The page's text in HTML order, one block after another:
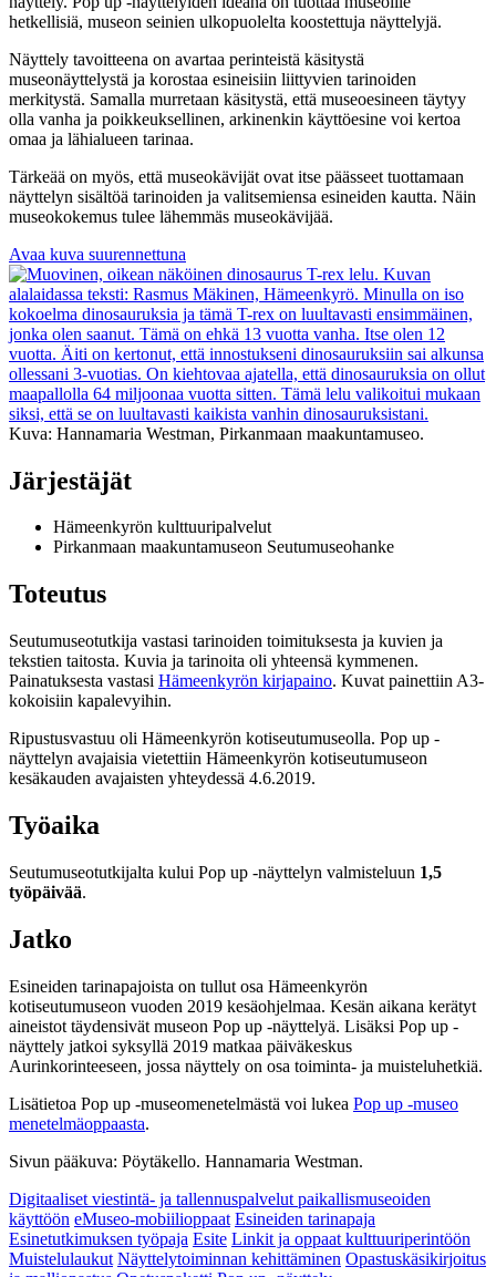
hetkellisiä, museon seinien ulkopuolelta koostettuja näyttelyjä.
Näyttely tavoitteena on avartaa perinteistä käsitystä
museonäyttelystä ja korostaa esineisiin liittyvien tarinoiden
merkitystä. Samalla murretaan käsitystä, että museoesineen täytyy
olla vanha ja poikkeuksellinen, arkinenkin käyttöesine voi kertoa
omaa ja lähialueen tarinaa.
Tärkeää on myös, että museokävijät ovat itse päässeet tuottamaan
näyttelyn sisältöä tarinoiden ja valitsemiensa esineiden kautta. Näin
museokokemus tulee lähemmäs museokävijää.
Avaa kuva suurennettuna
Kuva: Hannamaria Westman, Pirkanmaan maakuntamuseo.
Järjestäjät
Hämeenkyrön kulttuuripalvelut
Pirkanmaan maakuntamuseon Seutumuseohanke
Toteutus
Seutumuseotutkija vastasi tarinoiden toimituksesta ja kuvien ja
tekstien taitosta. Kuvia ja tarinoita oli yhteensä kymmenen.
Painatuksesta vastasi Hämeenkyrön kirjapaino. Kuvat painettiin A3-
kokoisiin kapalevyihin.
Ripustusvastuu oli Hämeenkyrön kotiseutumuseolla. Pop up -
näyttelyn avajaisia vietettiin Hämeenkyrön kotiseutumuseon
kesäkauden avajaisten yhteydessä 4.6.2019.
Työaika
Seutumuseotutkijalta kului Pop up -näyttelyn valmisteluun 1,5
työpäivää.
Jatko
Esineiden tarinapajoista on tullut osa Hämeenkyrön
kotiseutumuseon vuoden 2019 kesäohjelmaa. Kesän aikana kerätyt
aineistot täydensivät museon Pop up -näyttelyä. Lisäksi Pop up -
näyttely jatkoi syksyllä 2019 matkaa päiväkeskus
Aurinkorinteeseen, jossa näyttely on osa toiminta- ja muisteluhetkiä.
Lisätietoa Pop up -museomenetelmästä voi lukea Pop up -museo
menetelmäoppaasta.
Sivun pääkuva: Pöytäkello. Hannamaria Westman.
Digitaaliset viestintä- ja tallennuspalvelut paikallismuseoiden
käyttöön eMuseo-mobiilioppaat Esineiden tarinapaja
Esinetutkimuksen työpaja Esite Linkit ja oppaat kulttuuriperintöön
Muistelulaukut Näyttelytoiminnan kehittäminen Opastuskäsikirjoitus